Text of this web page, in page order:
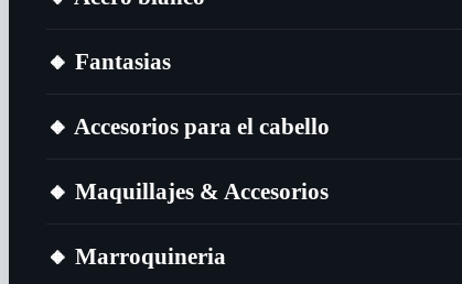
🔸​ Fantasias
🔸​ Accesorios para el cabello
🔸​ Maquillajes & Accesorios
🔸​ Marroquineria